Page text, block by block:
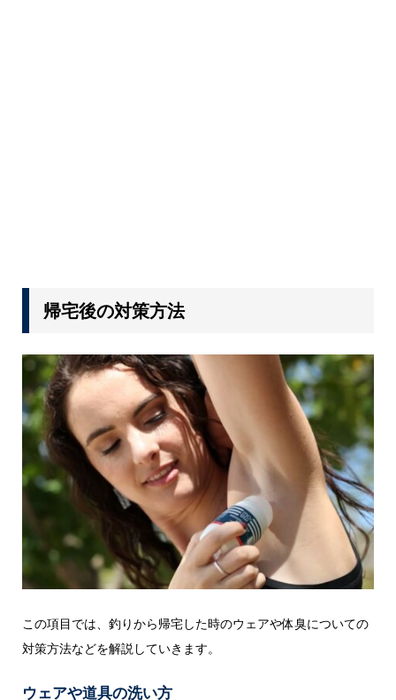
帰宅後の対策方法
この項目では、釣りから帰宅した時のウェアや体臭についての
対策方法などを解説していきます。
ウェアや道具の洗い方